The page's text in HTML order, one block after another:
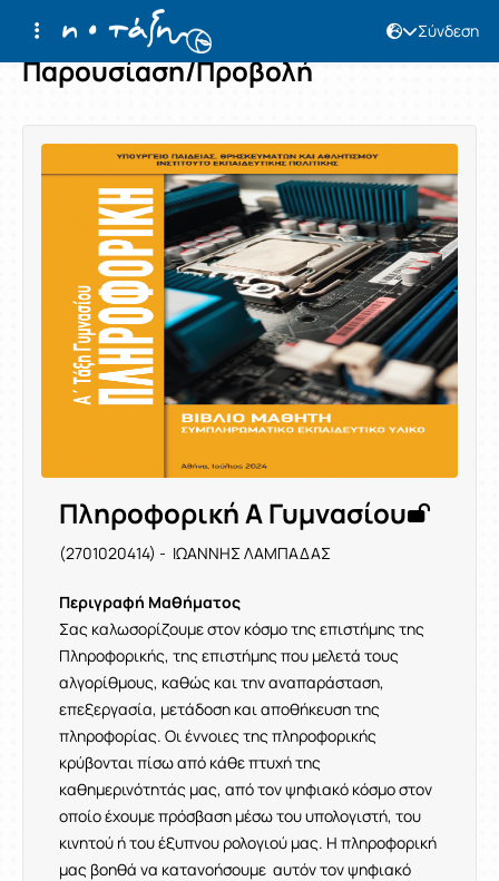
Σύνδεση
Παρουσίαση/Προβολή
Πληροφορική A Γυμνασίου
(2701020414) - ΙΩΑΝΝΗΣ ΛΑΜΠΑΔΑΣ
Περιγραφή Μαθήματος
Σας καλωσορίζουμε στον κόσμο της επιστήμης της
Πληροφορικής, της επιστήμης που μελετά τους
αλγορίθμους, καθώς και την αναπαράσταση,
επεξεργασία, μετάδοση και αποθήκευση της
πληροφορίας. Οι έννοιες της πληροφορικής
κρύβονται πίσω από κάθε πτυχή της
καθημερινότητάς μας, από τον ψηφιακό κόσμο στον
οποίο έχουμε πρόσβαση μέσω του υπολογιστή, του
κινητού ή του έξυπνου ρολογιού μας. Η πληροφορική
μας βοηθά να κατανοήσουμε αυτόν τον ψηφιακό